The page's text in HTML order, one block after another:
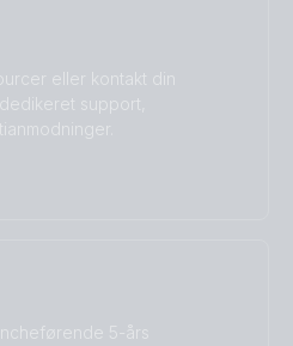
Українська
eller kontakt din
support,
5-års